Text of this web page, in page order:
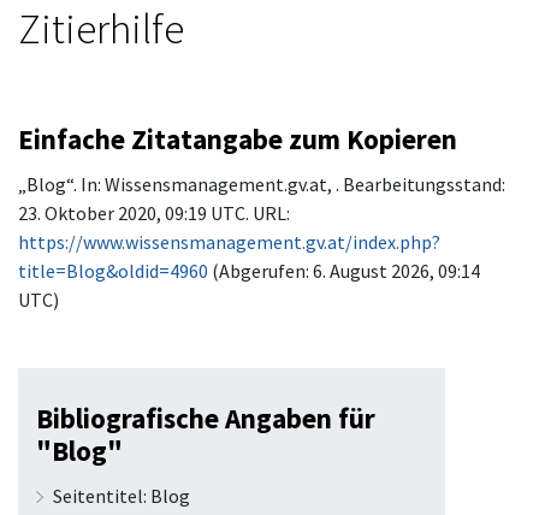
Zitierhilfe
Wechseln zu: Navigation
Einfache Zitatangabe zum Kopieren
„Blog“. In: Wissensmanagement.gv.at, . Bearbeitungsstand:
23. Oktober 2020, 09:19 UTC. URL:
https://www.wissensmanagement.gv.at/index.php?
title=Blog&oldid=4960 (Abgerufen: 6. August 2026, 09:14
UTC)
Bibliografische Angaben für
"Blog"
Seitentitel: Blog